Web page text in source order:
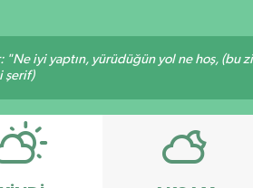
iyi yaptın, yürüdüğün yol ne hoş, (bu
şerif)